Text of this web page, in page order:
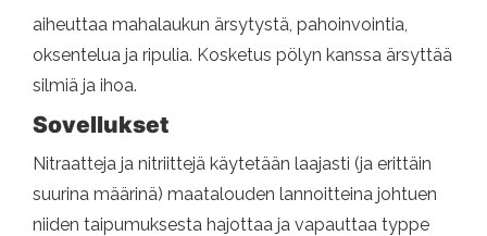
aiheuttaa mahalaukun ärsytystä, pahoinvointia,
oksentelua ja ripulia. Kosketus pölyn kanssa ärsyttää
silmiä ja ihoa.
Sovellukset
Nitraatteja ja nitriittejä käytetään laajasti (ja erittäin
suurina määrinä) maatalouden lannoitteina johtuen
niiden taipumuksesta hajottaa ja vapauttaa typpe